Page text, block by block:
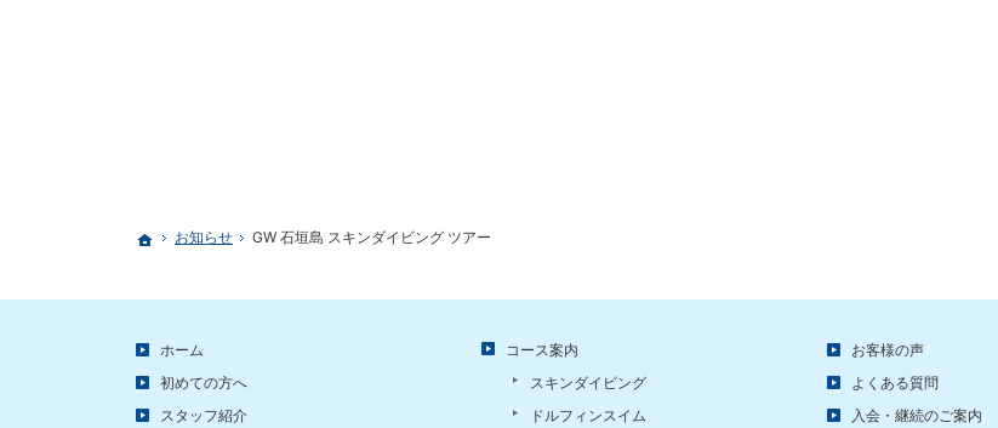
ホーム
お知らせ GW 石垣島 スキンダイビング ツアー
ホーム
初めての方へ
スタッフ紹介
コース案内
スキンダイビング
ドルフィンスイム
お客様の声
よくある質問
入会・継続のご案内